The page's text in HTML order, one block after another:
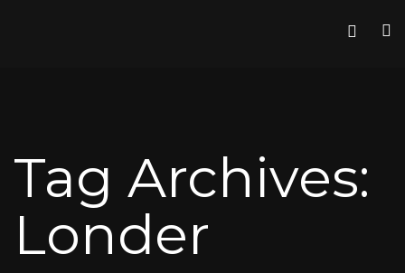
Tag Archives:
Londer